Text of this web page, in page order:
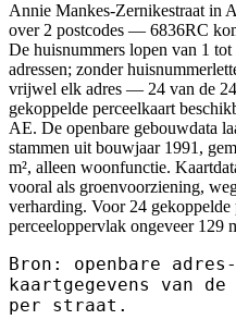
Annie Mankes-Zernikestraat in
over 2 postcodes — 6836RC
De huisnummers lopen van 1
adressen; zonder
vrijwel elk adres — 24 van de
gekoppelde perceelkaart
AE. De openbare gebouwdata
stammen uit bouwjaar 1991,
m², alleen woonfunctie.
vooral als groenvoorziening,
verharding. Voor 24 gekoppelde
perceeloppervlak ongeveer 129
Bron: openbare
kaartgegevens van
per straat.